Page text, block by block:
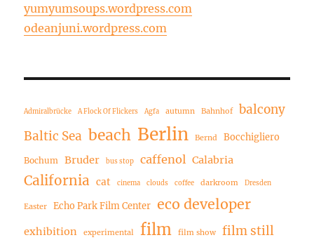
yumyumsoups.wordpress.com
odeanjuni.wordpress.com
Admiralbrücke A Flock Of Flickers Agfa autumn Bahnhof
balcony
Baltic Sea beach Berlin Bernd Bocchigliero
Bochum Bruder bus stop caffenol Calabria
California cat cinema clouds coffee darkroom Dresden
Easter Echo Park Film Center eco developer
exhibition experimental film film show film still